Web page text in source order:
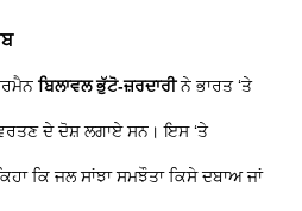
ਬਿਲਾਵਲ ਭੁੱਟੋ-ਜ਼ਰਦਾਰੀਨੇ ਭਾਰਤ ‘ਤੇ
ਦੇ ਦੋਸ਼ ਲਗਾਏ ਸਨ। ਇਸ ‘ਤੇ
ਕਿ ਜਲ ਸਾਂਝਾ ਸਮਝੌਤਾ ਕਿਸੇ ਦਬਾਅ ਜਾਂ